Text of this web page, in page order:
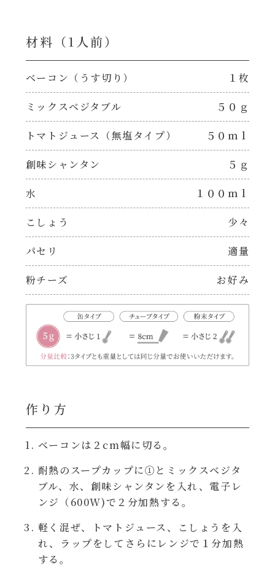
だしまろ麺
シャンタン鍋
おもてなし
BBQ/キャンプ
炊飯器
ホットプレート
レンジ調理
お子さま
節分
こどもの日
運動会
クリスマス
やみつききゃべつの塩たれ
だしまろ酢
聖護院かぶらのもみじおろしぽん酢
ハコネーゼ 完熟トマト
ハコネーゼ ボロネーゼ
ハコネーゼ ポルチーニ
ハコネーゼ カルボナーラ
ハコネーゼ イカスミ
ハコネーゼ ボンゴレ
ハコネーゼ アラビアータ
ハコネーゼ クリーミーボロネーゼ
材料（1⼈前）
ベーコン（うす切り） １枚
ミックスベジタブル ５０ｇ
トマトジュース（無塩タイプ） ５０ｍｌ
創味シャンタン ５ｇ
水 １００ｍｌ
こしょう 少々
パセリ 適量
粉チーズ お好み
作り方
ベーコンは２cm幅に切る。
耐熱のスープカップに①とミックスベジタ
ブル、水、創味シャンタンを入れ、電子レ
ンジ（600W)で２分加熱する。
軽く混ぜ、トマトジュース、こしょうを入
れ、ラップをしてさらにレンジで１分加熱
する。